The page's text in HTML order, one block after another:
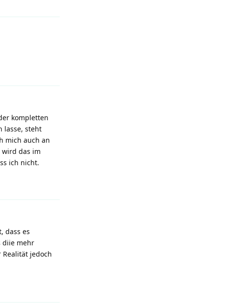
kompletten
lasse, steht
mich auch an
wird das im
ich nicht.
dass es
diie mehr
jedoch